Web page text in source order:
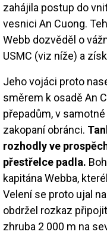
zahájila postup do
vesnici An Cuong.
Webb dozvěděl o
USMC (viz níže) a
Jeho vojáci proto
směrem k osadě An
přepadům, v
zakopaní obránci.
rozhodly ve
přestřelce padla.
kapitána Webba,
Velení se proto ujal
obdržel rozkaz
zhruba 2 000 m na